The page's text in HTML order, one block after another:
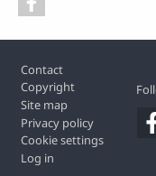
Contact
Copyright
Site map
Privacy policy
Cookie settings
Log in